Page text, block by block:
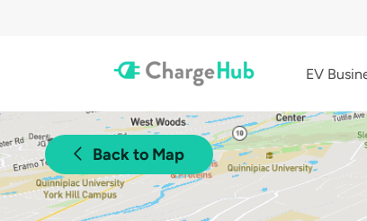
EV
Back to Map